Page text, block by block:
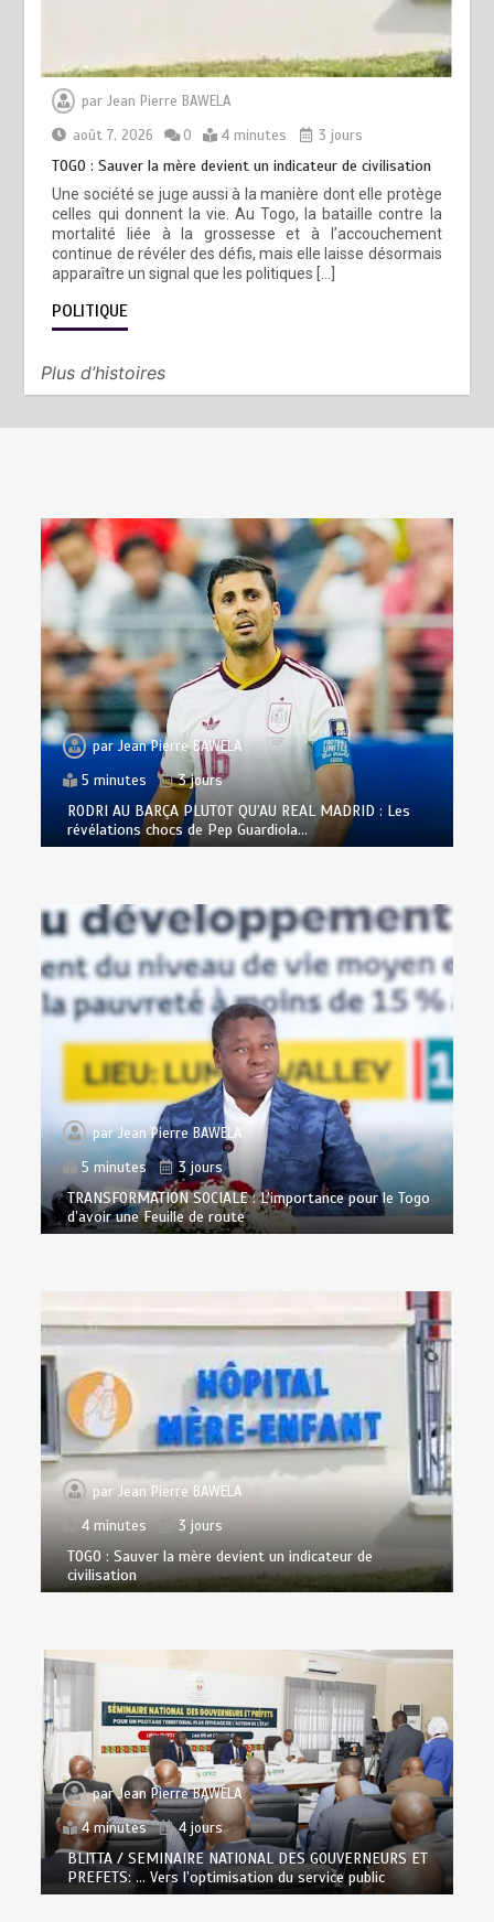
parJean Pierre BAWELA
août 7, 2026
0 4 minutes 3 jours
TOGO : Sauver la mère devient un indicateur de civilisation
Une société se juge aussi à la manière dont elle protège
celles qui donnent la vie. Au Togo, la bataille contre la
mortalité liée à la grossesse et à l’accouchement
continue de révéler des défis, mais elle laisse désormais
apparaître un signal que les politiques […]
POLITIQUE
Plus d’histoires
parJean Pierre BAWELA
5 minutes
3 jours
RODRI AU BARÇA PLUTOT QU’AU REAL MADRID : Les
révélations chocs de Pep Guardiola…
parJean Pierre BAWELA
5 minutes
3 jours
TRANSFORMATION SOCIALE : L’importance pour le Togo
d’avoir une Feuille de route
parJean Pierre BAWELA
4 minutes
3 jours
TOGO : Sauver la mère devient un indicateur de
civilisation
parJean Pierre BAWELA
4 minutes
4 jours
BLITTA / SEMINAIRE NATIONAL DES GOUVERNEURS ET
PREFETS: … Vers l’optimisation du service public